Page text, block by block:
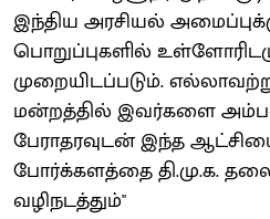
இந்திய அரசியல்
பொறுப்புகளில்
முறையிடப்படும்.
மன்றத்தில் இவர்களை
பேராதரவுடன் இந்த
போர்க்களத்தை தி.மு.க.
வழிநடத்தும்"